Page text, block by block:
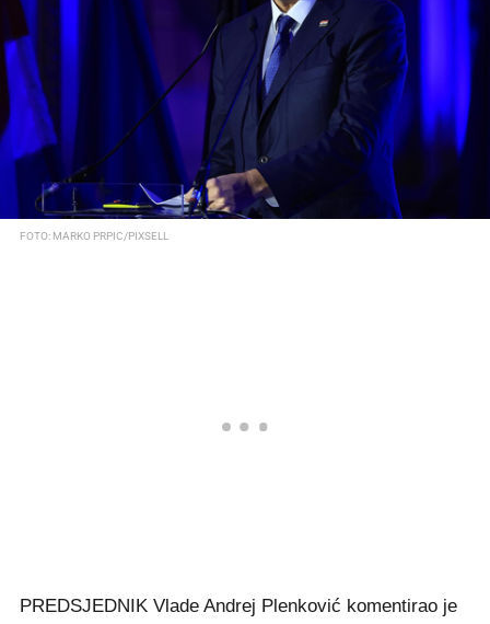
FOTO: MARKO PRPIC/PIXSELL
PREDSJEDNIK Vlade Andrej Plenković komentirao je